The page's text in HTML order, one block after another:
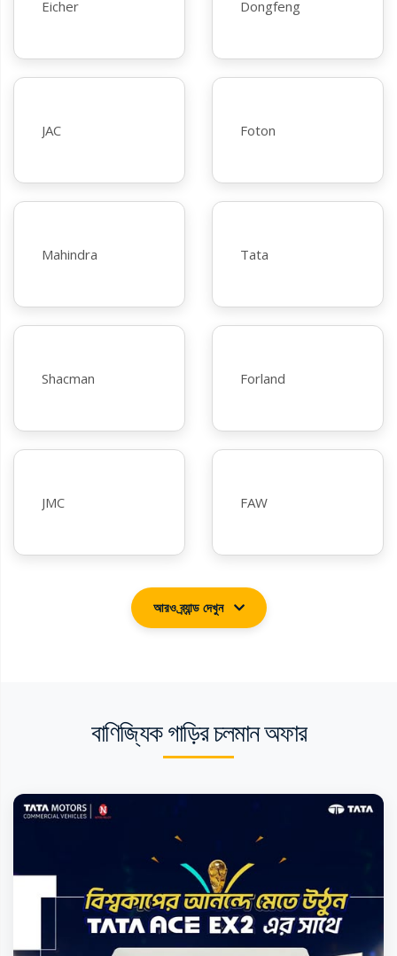
আরও ব্র্যান্ড দেখুন
বাণিজ্যিক গাড়ির চলমান অফার